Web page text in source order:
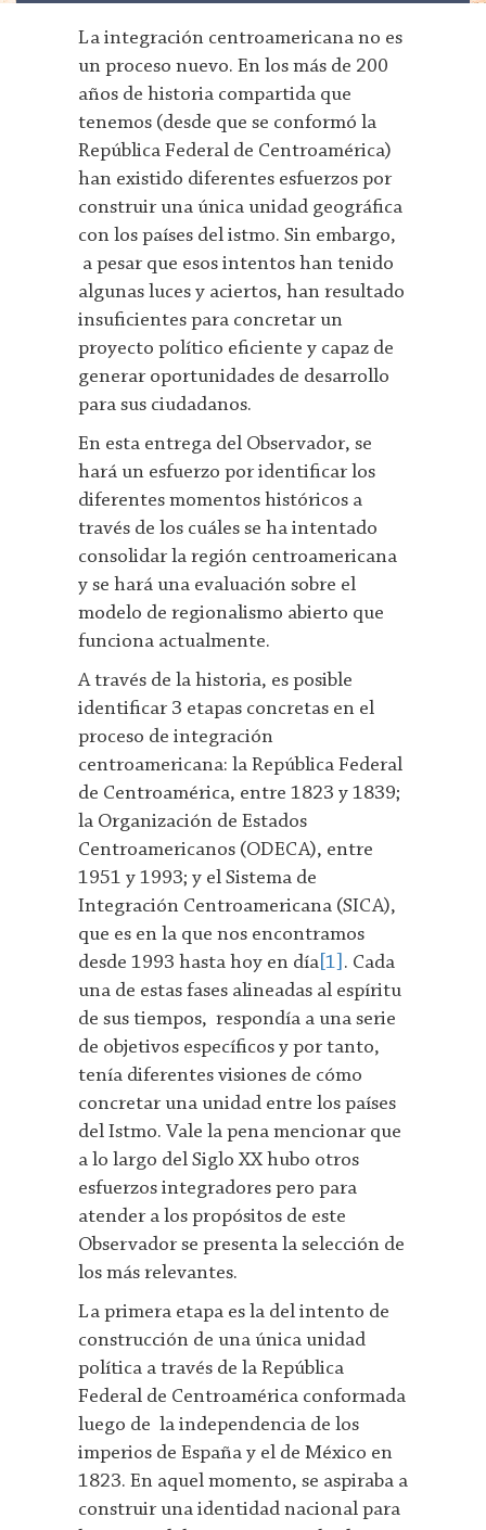
La integración centroamericana no es
un proceso nuevo. En los más de 200
años de historia compartida que
tenemos (desde que se conformó la
República Federal de Centroamérica)
han existido diferentes esfuerzos por
construir una única unidad geográfica
con los países del istmo. Sin embargo,
a pesar que esos intentos han tenido
algunas luces y aciertos, han resultado
insuficientes para concretar un
proyecto político eficiente y capaz de
generar oportunidades de desarrollo
para sus ciudadanos.
En esta entrega del Observador, se
hará un esfuerzo por identificar los
diferentes momentos históricos a
través de los cuáles se ha intentado
consolidar la región centroamericana
y se hará una evaluación sobre el
modelo de regionalismo abierto que
funciona actualmente.
A través de la historia, es posible
identificar 3 etapas concretas en el
proceso de integración
centroamericana: la República Federal
de Centroamérica, entre 1823 y 1839;
la Organización de Estados
Centroamericanos (ODECA), entre
1951 y 1993; y el Sistema de
Integración Centroamericana (SICA),
que es en la que nos encontramos
desde 1993 hasta hoy en día [1] . Cada
una de estas fases alineadas al espíritu
de sus tiempos, respondía a una serie
de objetivos específicos y por tanto,
tenía diferentes visiones de cómo
concretar una unidad entre los países
del Istmo. Vale la pena mencionar que
a lo largo del Siglo XX hubo otros
esfuerzos integradores pero para
atender a los propósitos de este
Observador se presenta la selección de
los más relevantes.
La primera etapa es la del intento de
construcción de una única unidad
política a través de la República
Federal de Centroamérica conformada
luego de la independencia de los
imperios de España y el de México en
1823. En aquel momento, se aspiraba a
construir una identidad nacional para